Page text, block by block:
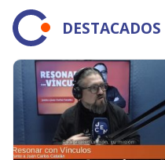
DESTACADOS